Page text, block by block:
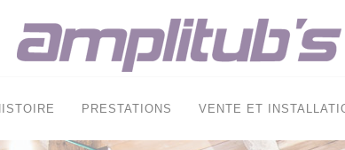
PRESTATIONS VENTE ET